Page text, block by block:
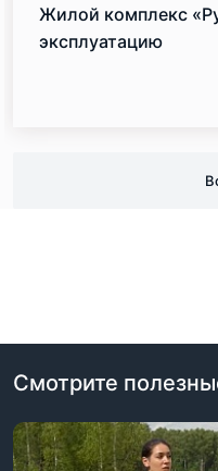
Жилой комплекс
эксплуатацию
Смотрите